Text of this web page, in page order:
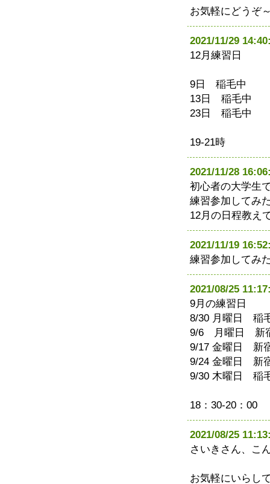
お気軽にどうぞ
2021/11/29
12月練習日
9日 稲毛中
13日 稲毛中
23日 稲毛中
19-21時
2021/11/28
初心者の大学生
練習参加してみ
12月の日程教え
2021/11/19
練習参加してみ
2021/08/25
9月の練習日
8/30 月曜日 稲
9/6 月曜日 新
9/17 金曜日 新
9/24 金曜日 新
9/30 木曜日 稲
18：30-20：00
2021/08/25
さいきさん、こ
お気軽にいらし